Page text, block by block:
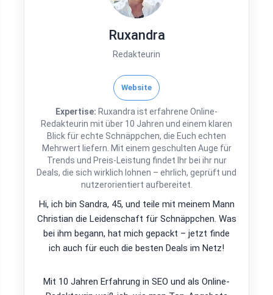
Ruxandra
Redakteurin
Website
Expertise: Ruxandra ist erfahrene Online-
Redakteurin mit über 10 Jahren und einem klaren
Blick für echte Schnäppchen, die Euch echten
Mehrwert liefern. Mit einem geschulten Auge für
Trends und Preis-Leistung findet Ihr bei ihr nur
Deals, die sich wirklich lohnen – ehrlich, geprüft und
nutzerorientiert aufbereitet.
Hi, ich bin Sandra, 45, und teile mit meinem Mann
Christian die Leidenschaft für Schnäppchen. Was
bei ihm begann, hat mich gepackt – jetzt finde
ich auch für euch die besten Deals im Netz!
Mit 10 Jahren Erfahrung in SEO und als Online-